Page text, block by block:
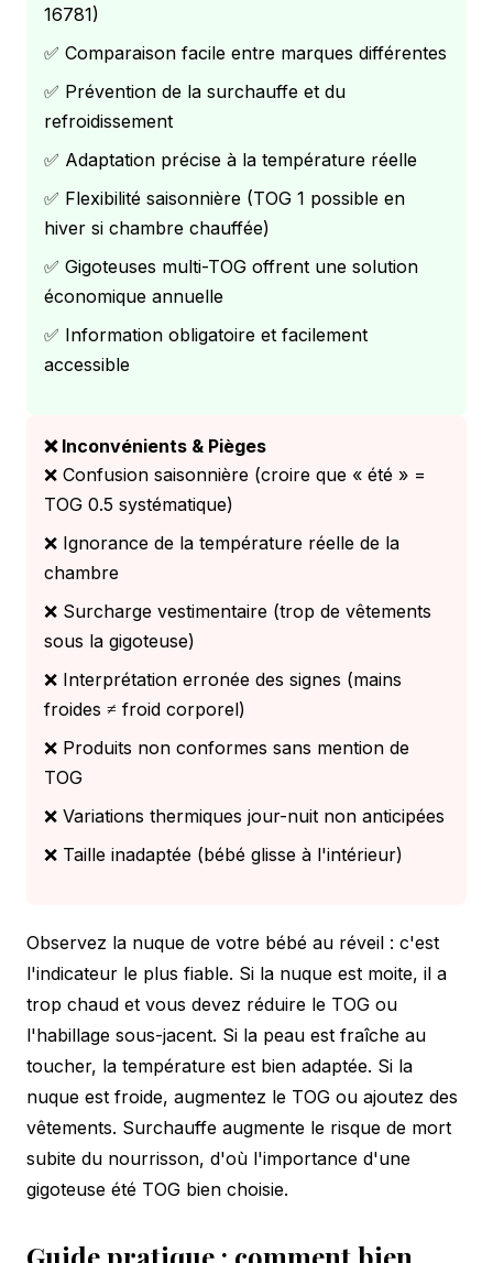
16781)
✅ Comparaison facile entre marques différentes
✅ Prévention de la surchauffe et du
refroidissement
✅ Adaptation précise à la température réelle
✅ Flexibilité saisonnière (TOG 1 possible en
hiver si chambre chauffée)
✅ Gigoteuses multi-TOG offrent une solution
économique annuelle
✅ Information obligatoire et facilement
accessible
❌ Inconvénients & Pièges
❌ Confusion saisonnière (croire que « été » =
TOG 0.5 systématique)
❌ Ignorance de la température réelle de la
chambre
❌ Surcharge vestimentaire (trop de vêtements
sous la gigoteuse)
❌ Interprétation erronée des signes (mains
froides ≠ froid corporel)
❌ Produits non conformes sans mention de
TOG
❌ Variations thermiques jour-nuit non anticipées
❌ Taille inadaptée (bébé glisse à l'intérieur)
Observez la nuque de votre bébé au réveil : c'est
l'indicateur le plus fiable. Si la nuque est moite, il a
trop chaud et vous devez réduire le TOG ou
l'habillage sous-jacent. Si la peau est fraîche au
toucher, la température est bien adaptée. Si la
nuque est froide, augmentez le TOG ou ajoutez des
vêtements. Surchauffe augmente le risque de mort
subite du nourrisson, d'où l'importance d'une
gigoteuse été TOG bien choisie.